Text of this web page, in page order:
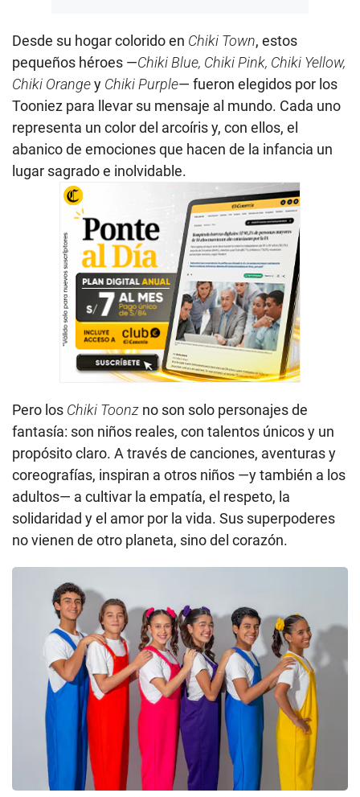
Desde su hogar colorido en Chiki Town, estos
pequeños héroes —Chiki Blue, Chiki Pink, Chiki Yellow,
Chiki Orangey Chiki Purple— fueron elegidos por los
Tooniez para llevar su mensaje al mundo. Cada uno
representa un color del arcoíris y, con ellos, el
abanico de emociones que hacen de la infancia un
lugar sagrado e inolvidable.
Pero los Chiki Toonz no son solo personajes de
fantasía: son niños reales, con talentos únicos y un
propósito claro. A través de canciones, aventuras y
coreografías, inspiran a otros niños —y también a los
adultos— a cultivar la empatía, el respeto, la
solidaridad y el amor por la vida. Sus superpoderes
no vienen de otro planeta, sino del corazón.